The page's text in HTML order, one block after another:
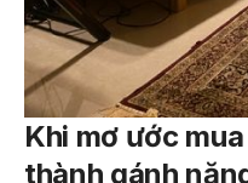
Khi mơ ước
thành gánh